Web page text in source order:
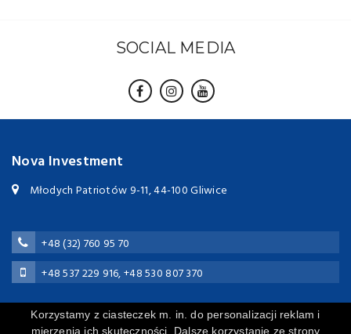
SOCIAL MEDIA
Nova Investment
Młodych Patriotów 9-11, 44-100 Gliwice
+48 (32) 760 95 70
+48 537 229 916,+48 530 807 370
novainvestment.gliwice@gmail.com
Korzystamy z ciasteczek m. in. do personalizacji reklam i
mierzenia ich skuteczności. Dalsze korzystanie ze strony